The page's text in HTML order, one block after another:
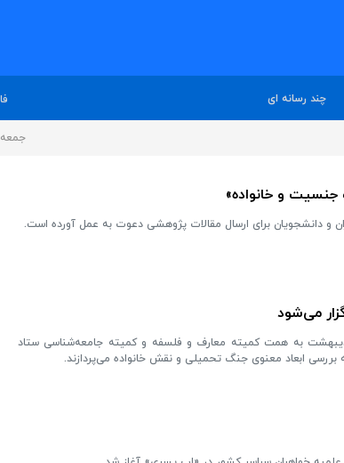
چند رسانه ای
جمعه ۱۶ مرداد ۱۴۰۵
جنسیت و خانواده»
و دانشجویان برای ارسال مقالات پژوهشی دعوت به عمل آورده است.
می‌شود
«نگاه الهیاتی به جنگ تحمیلی و خانواده» سه‌شنبه ۸ اردیبهشت به همت کمیته معارف و فلسفه و کمیته جامعه‌شناسی ستاد
بررسی ابعاد معنوی جنگ تحمیلی و نقش خانواده می‌پردازند.